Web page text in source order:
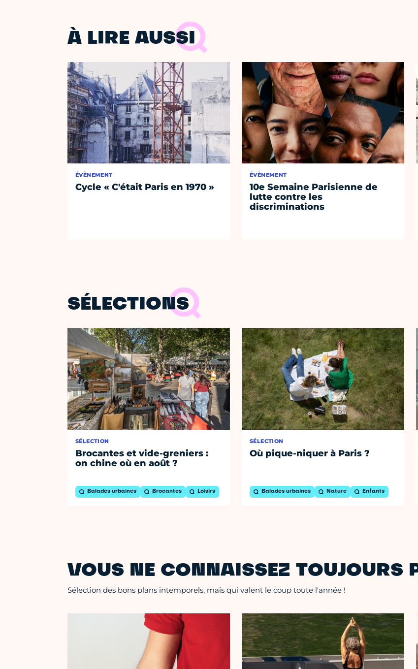
À LIRE AUSSI
ÉVÈNEMENT
Cycle « C'était Paris en 1970 »
ÉVÈNEMENT
10e Semaine Parisienne de
lutte contre les
discriminations
SÉLECTIONS
SÉLECTION
Brocantes et vide-greniers :
on chine où en août ?
Balades urbaines Brocantes Loisirs
SÉLECTION
Où pique-niquer à Paris ?
Balades urbaines Nature Enfants
VOUS NE CONNAISSEZ TOUJOURS
Sélection des bons plans intemporels, mais qui valent le coup toute l'année !